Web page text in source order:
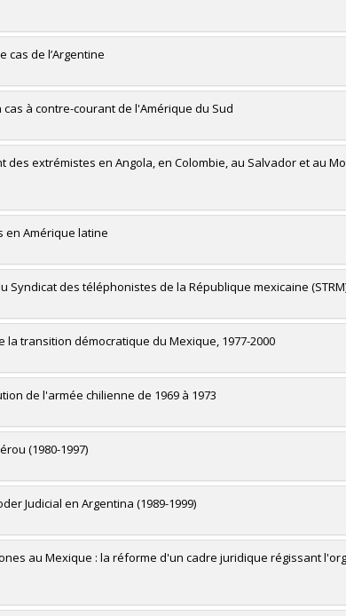
cas de l’Argentine
à contre-courant de l'Amérique du Sud
extrémistes en Angola, en Colombie, au Salvador et au
en Amérique latine
des téléphonistes de la République mexicaine
transition démocratique du Mexique, 1977-2000
de l'armée chilienne de 1969 à 1973
(1980-1997)
Judicial en Argentina (1989-1999)
au Mexique : la réforme d'un cadre juridique régissant